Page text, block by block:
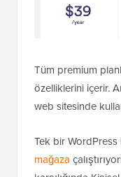
Tüm premium
özelliklerini içerir.
web sitesinde
Tek bir
mağaza